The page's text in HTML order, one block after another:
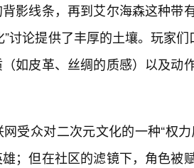
影线条，再到艾尔海森这种带
讨论提供了丰厚的土壤。玩家们
如皮革、丝绸的质感）以及动
受众对二次元文化的一种“权
；但在社区的滤镜下，角色被